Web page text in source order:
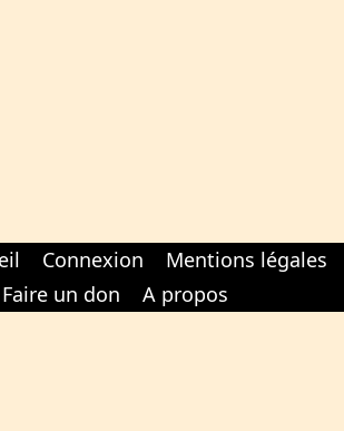
Connexion
Mentions légales
Faire un don A propos